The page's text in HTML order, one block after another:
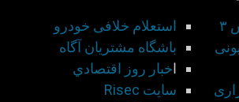
استعلام خلافی خودرو
باشگاه مشتريان آگاه
اخبار روز اقتصادي
سايت Risec